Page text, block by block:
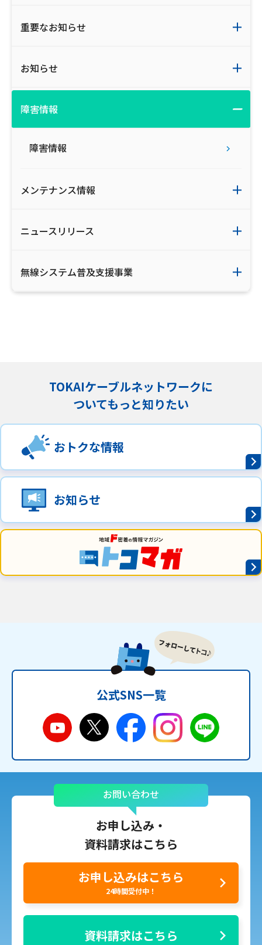
重要なお知らせ
お知らせ
障害情報
障害情報
メンテナンス情報
ニュースリリース
無線システム普及支援事業
TOKAIケーブルネットワークに
ついてもっと知りたい
おトクな情報
お知らせ
公式SNS一覧
お問い合わせ
お申し込み・
資料請求はこちら
お申し込みはこちら
24時間受付中！
資料請求はこちら